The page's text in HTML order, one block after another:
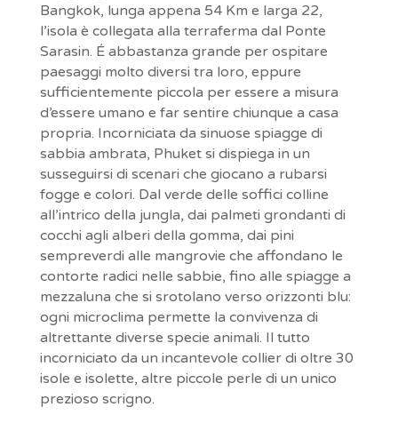
Bangkok, lunga appena 54 Km e larga 22,
l’isola è collegata alla terraferma dal Ponte
Sarasin. É abbastanza grande per ospitare
paesaggi molto diversi tra loro, eppure
sufficientemente piccola per essere a misura
d’essere umano e far sentire chiunque a casa
propria. Incorniciata da sinuose spiagge di
sabbia ambrata, Phuket si dispiega in un
susseguirsi di scenari che giocano a rubarsi
fogge e colori. Dal verde delle soffici colline
all’intrico della jungla, dai palmeti grondanti di
cocchi agli alberi della gomma, dai pini
sempreverdi alle mangrovie che affondano le
contorte radici nelle sabbie, fino alle spiagge a
mezzaluna che si srotolano verso orizzonti blu:
ogni microclima permette la convivenza di
altrettante diverse specie animali. Il tutto
incorniciato da un incantevole collier di oltre 30
isole e isolette, altre piccole perle di un unico
prezioso scrigno.